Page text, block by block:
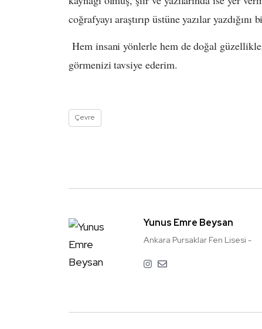
coğrafyayı araştırıp üstüne yazılar yazdığını
Hem insani yönlerle hem de doğal
görmenizi tavsiye ederim.
Çevre
Yunus Emre Beysan
Ankara Pursaklar Fen Lisesi -